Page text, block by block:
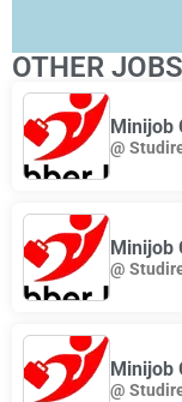
OTHER
Minijob
@
Minijob
@
Minijob
@